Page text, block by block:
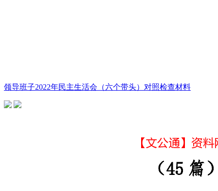
领导班子2022年民主生活会（六个带头）对照检查材料